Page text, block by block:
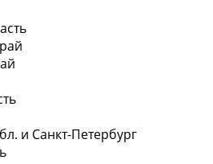
и Санкт-Петербург